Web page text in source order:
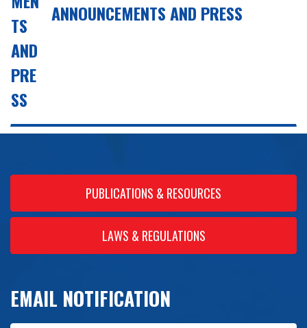
ANNOUNCEMENTS AND PRESS
PUBLICATIONS & RESOURCES
LAWS & REGULATIONS
EMAIL NOTIFICATION